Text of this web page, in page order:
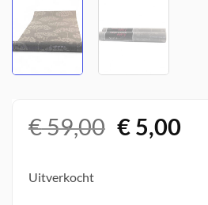
€59,00 €5,00
Uitverkocht